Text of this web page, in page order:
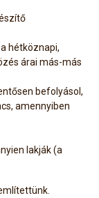
hétköznapi,
árai más-más
befolyásol,
amennyiben
lakják (a